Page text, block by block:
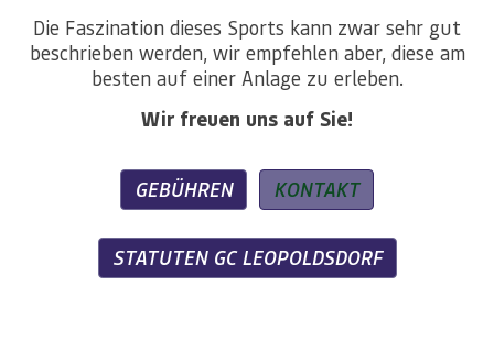
Die Faszination dieses Sports kann zwar sehr gut
beschrieben werden, wir empfehlen aber, diese am
besten auf einer Anlage zu erleben.
Wir freuen uns auf Sie!
GEBÜHREN KONTAKT
STATUTEN GC LEOPOLDSDORF